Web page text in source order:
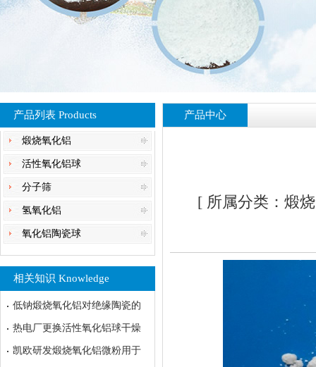
产品列表 Products
煅烧氧化铝
活性氧化铝球
分子筛
氢氧化铝
氧化铝陶瓷球
相关知识 Knowledge
低钠煅烧氧化铝对绝缘陶瓷的
热电厂更换活性氧化铝球干燥
凯欧研发煅烧氧化铝微粉用于
产品中心
[ 所属分类：煅